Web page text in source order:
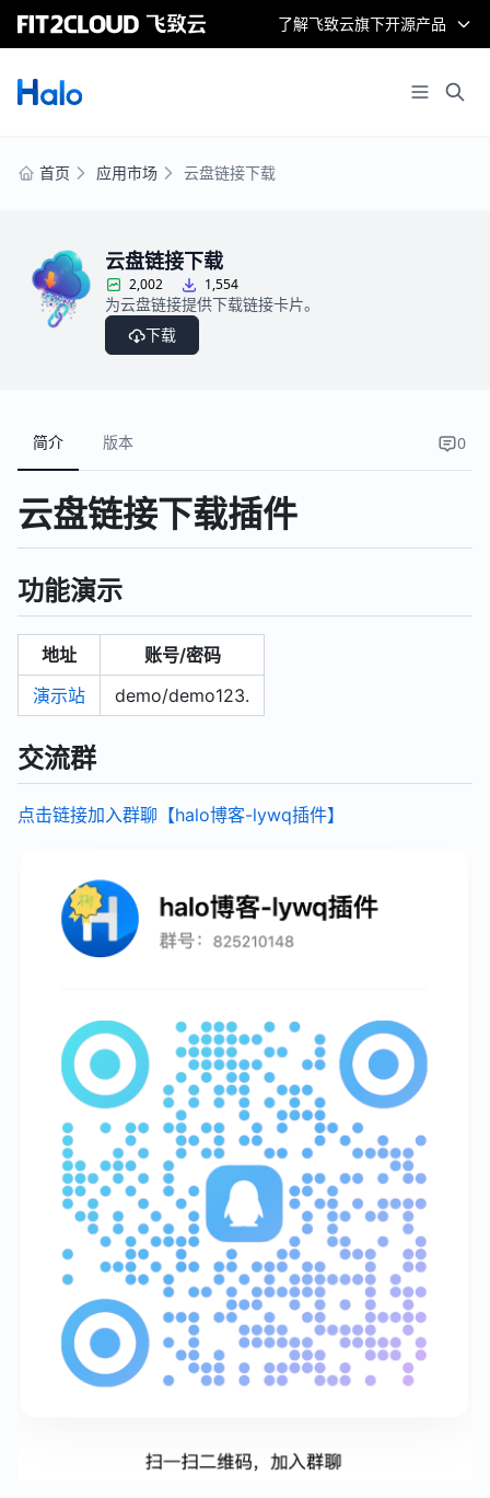
了解飞致云旗下开源产品
首页 应用市场 云盘链接下载
云盘链接下载
2,002 1,554
为云盘链接提供下载链接卡片。
下载
简介 版本 0
云盘链接下载插件
功能演示
地址
账号/密码
演示站
demo/demo123.
交流群
点击链接加入群聊【halo博客-lywq插件】